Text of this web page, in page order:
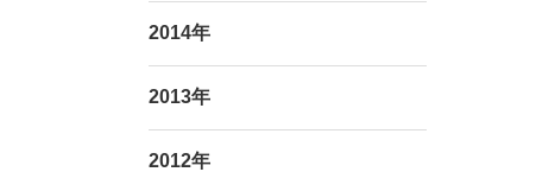
2014年
2013年
2012年